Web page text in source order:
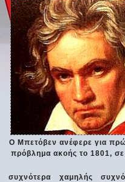
Ο Μπετόβεν ανέφερε για
πρόβλημα ακοής το 1801, σε
συχνότερα χαμηλής